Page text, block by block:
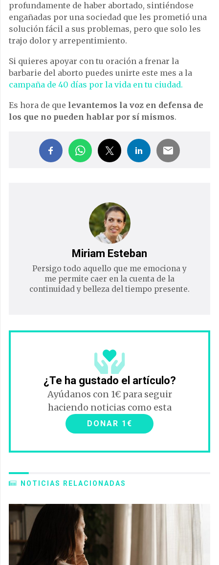
profundamente de haber abortado, sintiéndose
engañadas por una sociedad que les prometió una
solución fácil a sus problemas, pero que solo les
trajo dolor y arrepentimiento.
Si quieres apoyar con tu oración a frenar la
barbarie del aborto puedes unirte este mes a la
campaña de 40 días por la vida en tu ciudad.
Es hora de que levantemos la voz en defensa de
los que no pueden hablar por sí mismos.
Miriam Esteban
Persigo todo aquello que me emociona y
me permite caer en la cuenta de la
continuidad y belleza del tiempo presente.
¿Te ha gustado el artículo?
Ayúdanos con 1€ para seguir
haciendo noticias como esta
DONAR 1€
NOTICIAS RELACIONADAS